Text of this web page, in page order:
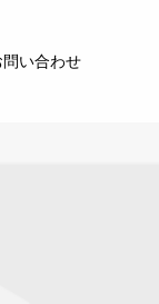
問い合わせ